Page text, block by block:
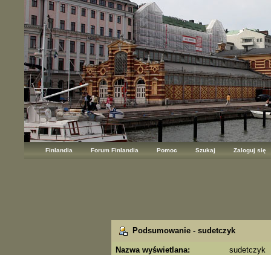
Finlandia Forum Finlandia Pomoc Szukaj Zaloguj się
Podsumowanie - sudetczyk
Nazwa wyświetlana:
sudetczyk